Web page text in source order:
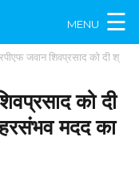
MENU ☰
×
को दी श्रद्धांजलि परिवार को दिया हरसंभव मदद का भरोसा
को दी
हरसंभव मदद का